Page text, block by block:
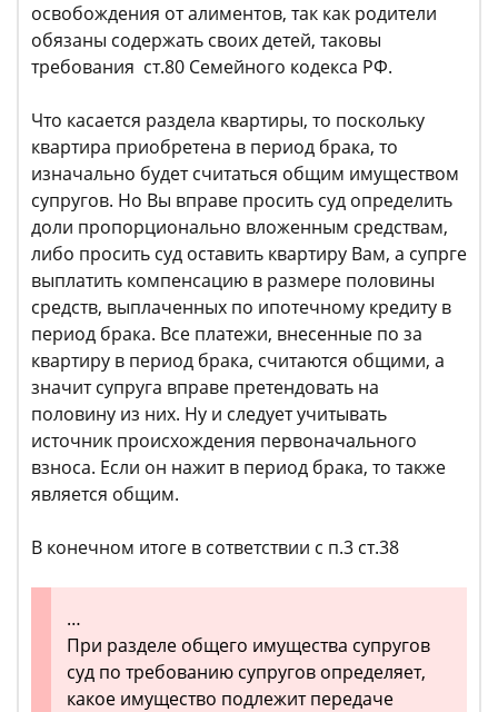
освобождения от алиментов, так как родители
обязаны содержать своих детей, таковы
требования ст.80 Семейного кодекса РФ.
Что касается раздела квартиры, то поскольку
квартира приобретена в период брака, то
изначально будет считаться общим имуществом
супругов. Но Вы вправе просить суд определить
доли пропорционально вложенным средствам,
либо просить суд оставить квартиру Вам, а супрге
выплатить компенсацию в размере половины
средств, выплаченных по ипотечному кредиту в
период брака. Все платежи, внесенные по за
квартиру в период брака, считаются общими, а
значит супруга вправе претендовать на
половину из них. Ну и следует учитывать
источник происхождения первоначального
взноса. Если он нажит в период брака, то также
является общим.
В конечном итоге в сответствии с п.3 ст.38
…
При разделе общего имущества супругов
суд по требованию супругов определяет,
какое имущество подлежит передаче